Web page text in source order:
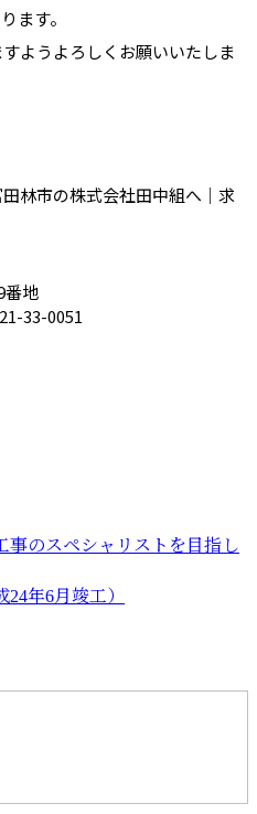
ます。
ようよろしくお願いいたしま
林市の株式会社田中組へ｜求
番地
33-0051
事のスペシャリストを目指し
年6月竣工）